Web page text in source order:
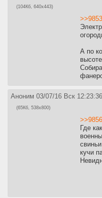
(104Кб, 640x443)
А по
Аноним 03/07/16 Вск 12:23:36
(65Кб, 538x800)
Где
кучи